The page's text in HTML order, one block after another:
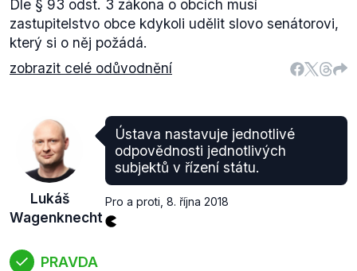
Dle § 93 odst. 3 zákona o obcích musí
zastupitelstvo obce kdykoli udělit slovo senátorovi,
který si o něj požádá.
zobrazit celé odůvodnění
Lukáš
Wagenknecht
Ústava nastavuje jednotlivé
odpovědnosti jednotlivých
subjektů v řízení státu.
Pro a proti 8. října 2018
PRAVDA